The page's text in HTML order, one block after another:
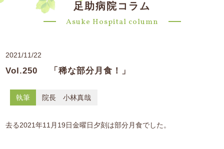
足助病院コラム
Asuke Hospital column
2021/11/22
Vol.250 「稀な部分月食！」
執筆 院長 小林真哉
去る2021年11月19日金曜日夕刻は部分月食でした。